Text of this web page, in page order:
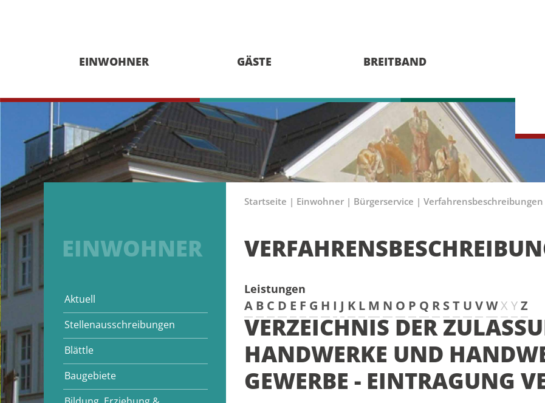
EINWOHNER GÄSTE BREITBAND
EINWOHNER
Aktuell
Stellenausschreibungen
Blättle
Baugebiete
Startseite | Einwohner | Bürgerservice | Verfahrensbeschreibungen
Leistungen
A B C D E F G H I J K L M N O P Q R ST U VWX YZ
VERZEICHNIS DER
HANDWERKE UND
GEWERBE - EINTRAGUNG